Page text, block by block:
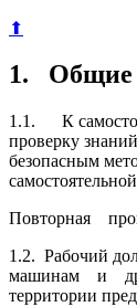
⬆
1. Общие
1.1. К
проверку
безопасным
Повторная
1.2. Рабочий
машинам и